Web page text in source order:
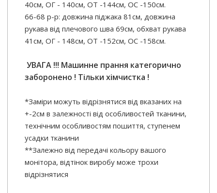
40см, ОГ - 140см, ОТ -144см, OC -150см.
66-68 р-р: довжина піджака 81см, довжина
рукава від плечового шва 69см, обхват рукава
41см, ОГ - 148см, ОТ -152см, OC -158см.
УВАГА !!! Машинне прання категорично
заборонено ! Тільки хімчистка !
*Заміри можуть відрізнятися від вказаних на
+-2см в залежності від особливостей тканини,
технічним особливостям пошиття, ступенем
усадки тканини
**Залежно від передачі кольору вашого
монітора, відтінок виробу може трохи
відрізнятися